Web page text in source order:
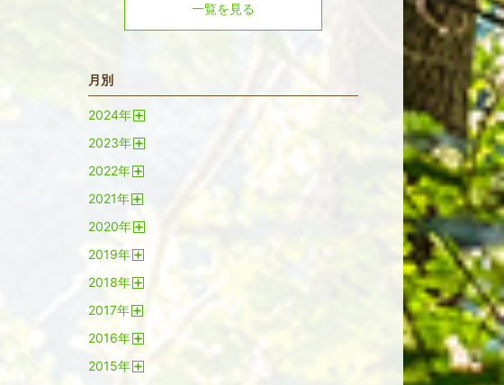
一覧を見る
月別
2024年
2023年
2022年
2021年
2020年
2019年
2018年
2017年
2016年
2015年